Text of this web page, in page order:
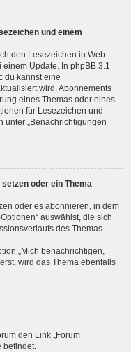
und einem
den Lesezeichen in Web-
Update. In phpBB 3.1
du kannst eine
wird. Abonnements
eines Themas oder eines
für Lesezeichen und
unter „Benachrichtigungen
oder ein Thema
oder es abonnieren, in dem
auswählst, die sich
des Themas
„Mich benachrichtigen,
wird das Thema ebenfalls
den Link „Forum
befindet.